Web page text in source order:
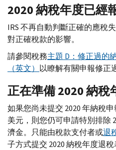
2020 納稅年度已經
IRS不再自動判斷正確的應稅
對正確稅款的影響。
請參閱稅務主題 D ：修正過的
（英文） 以瞭解有關申報修正
正在準備 2020 納稅
如果您尚未提交 2020 年納稅
美元，則您仍可申請特別排除
濟金。只能由稅款支付者或退
子方式提交 2020 納稅年度退